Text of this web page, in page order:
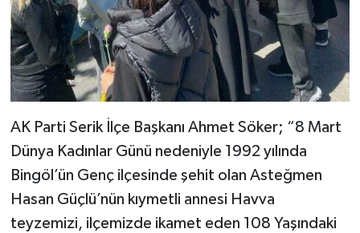
AK Parti Serik İlçe Başkanı Ahmet Söker; “8 Mart
Dünya Kadınlar Günü nedeniyle 1992 yılında
Bingöl’ün Genç ilçesinde şehit olan Asteğmen
Hasan Güçlü’nün kıymetli annesi Havva
teyzemizi, ilçemizde ikamet eden 108 Yaşındaki